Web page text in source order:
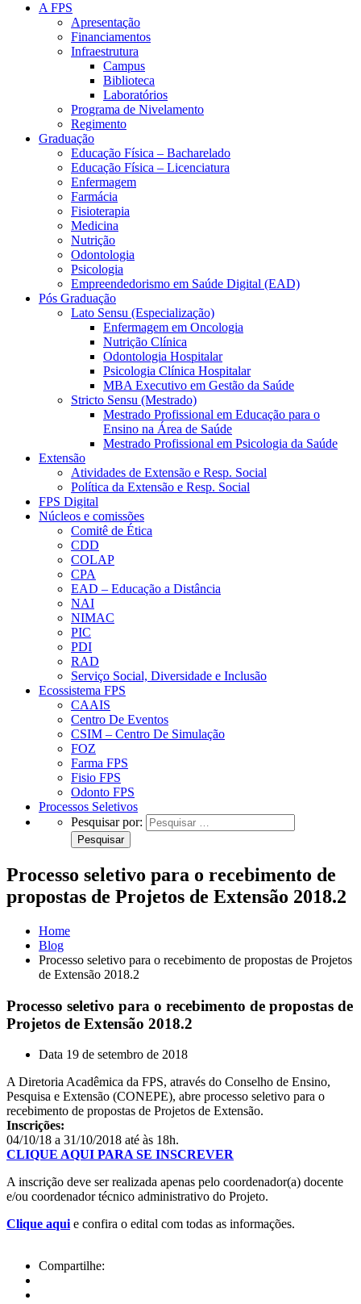
A FPS
Apresentação
Financiamentos
Infraestrutura
Campus
Biblioteca
Laboratórios
Programa de Nivelamento
Regimento
Graduação
Educação Física – Bacharelado
Educação Física – Licenciatura
Enfermagem
Farmácia
Fisioterapia
Medicina
Nutrição
Odontologia
Psicologia
Empreendedorismo em Saúde Digital (EAD)
Pós Graduação
Lato Sensu (Especialização)
Enfermagem em Oncologia
Nutrição Clínica
Odontologia Hospitalar
Psicologia Clínica Hospitalar
MBA Executivo em Gestão da Saúde
Stricto Sensu (Mestrado)
Mestrado Profissional em Educação para o
Ensino na Área de Saúde
Mestrado Profissional em Psicologia da Saúde
Extensão
Atividades de Extensão e Resp. Social
Política da Extensão e Resp. Social
FPS Digital
Núcleos e comissões
Comitê de Ética
CDD
COLAP
CPA
EAD – Educação a Distância
NAI
NIMAC
PIC
PDI
RAD
Serviço Social, Diversidade e Inclusão
Ecossistema FPS
CAAIS
Centro De Eventos
CSIM – Centro De Simulação
FOZ
Farma FPS
Fisio FPS
Odonto FPS
Processos Seletivos
Pesquisar por:
Processo seletivo para o recebimento de
propostas de Projetos de Extensão 2018.2
Home
Blog
Processo seletivo para o recebimento de propostas de Projetos
de Extensão 2018.2
Processo seletivo para o recebimento de propostas de
Projetos de Extensão 2018.2
Data 19 de setembro de 2018
A Diretoria Acadêmica da FPS, através do Conselho de Ensino,
Pesquisa e Extensão (CONEPE), abre processo seletivo para o
recebimento de propostas de Projetos de Extensão.
Inscrições:
04/10/18 a 31/10/2018 até às 18h.
CLIQUE AQUI PARA SE INSCREVER
A inscrição deve ser realizada apenas pelo coordenador(a) docente
e/ou coordenador técnico administrativo do Projeto.
Clique aqui e confira o edital com todas as informações.
Compartilhe: